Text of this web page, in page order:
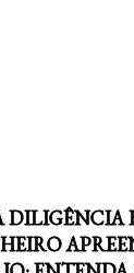
DILIGÊNCIA